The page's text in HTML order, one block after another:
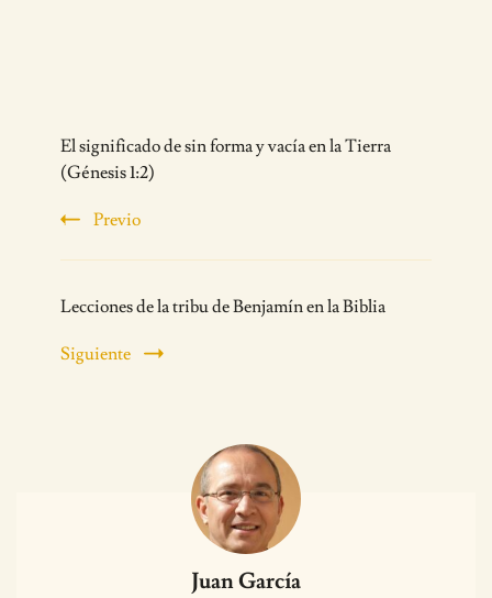
Navigation
El significado de sin forma y vacía en la Tierra
(Génesis 1:2)
Previo
Lecciones de la tribu de Benjamín en la Biblia
Siguiente
Juan García